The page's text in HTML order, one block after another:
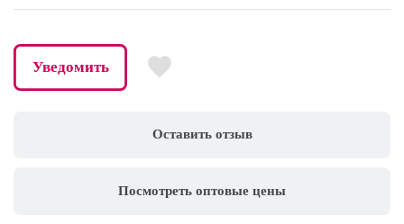
Оставить отзыв
Посмотреть оптовые цены
Уведомить